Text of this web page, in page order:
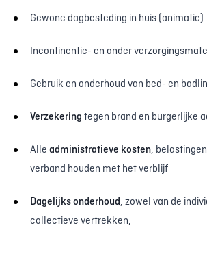
Gewone dagbesteding in huis (animatie)
Incontinentie- en ander
Gebruik en onderhoud van bed- en
Verzekering tegen brand en burgerlijke
Alle administratieve kosten,
verband houden met het verblijf
Dagelijks onderhoud, zowel van de
collectieve vertrekken,